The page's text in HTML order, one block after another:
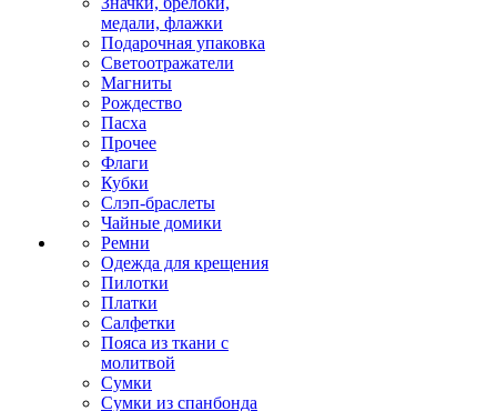
медали, флажки
Подарочная упаковка
Светоотражатели
Магниты
Рождество
Пасха
Прочее
Флаги
Кубки
Слэп-браслеты
Чайные домики
Ремни
Одежда для крещения
Пилотки
Платки
Салфетки
Пояса из ткани с
молитвой
Сумки
Сумки из спанбонда